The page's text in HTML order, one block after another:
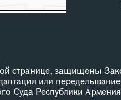
защищены
или
Суда Республики